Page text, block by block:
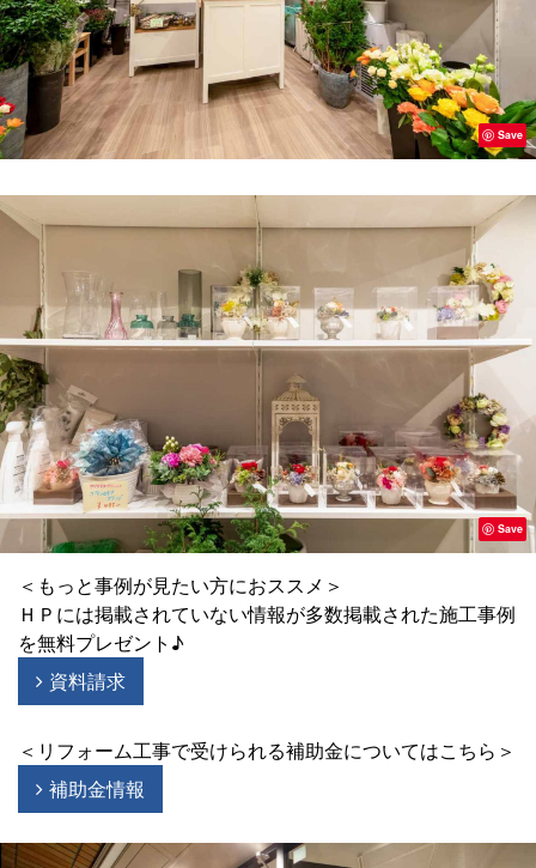
Save
Save
＜もっと事例が見たい方におススメ＞
ＨＰには掲載されていない情報が多数掲載された施工事例
を無料プレゼント♪
資料請求
＜リフォーム工事で受けられる補助金についてはこちら＞
補助金情報